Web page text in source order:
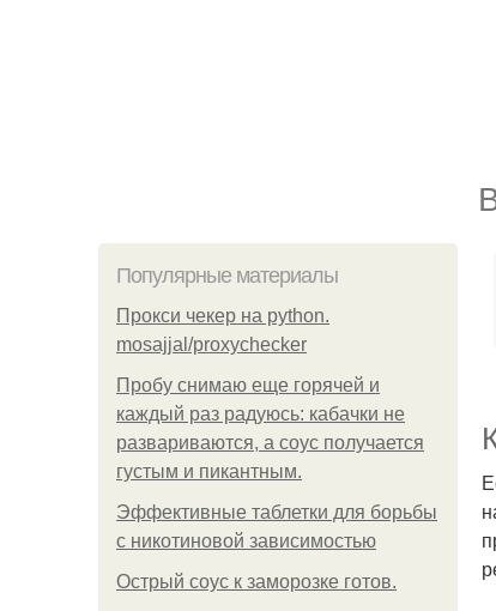
Популярные материалы
Прокси чекер на python.
mosajjal/proxychecker
Пробу снимаю еще горячей и
каждый раз радуюсь: кабачки не
развариваются, а соус получается
густым и пикантным.
Эффективные таблетки для борьбы
с никотиновой зависимостью
Острый соус к заморозке готов.